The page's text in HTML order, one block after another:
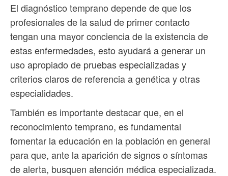
El diagnóstico temprano depende de que los
profesionales de la salud de primer contacto
tengan una mayor conciencia de la existencia de
estas enfermedades, esto ayudará a generar un
uso apropiado de pruebas especializadas y
criterios claros de referencia a genética y otras
especialidades.
También es importante destacar que, en el
reconocimiento temprano, es fundamental
fomentar la educación en la población en general
para que, ante la aparición de signos o síntomas
de alerta, busquen atención médica especializada.